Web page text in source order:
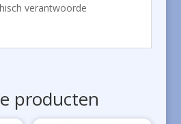
verantwoorde
producten